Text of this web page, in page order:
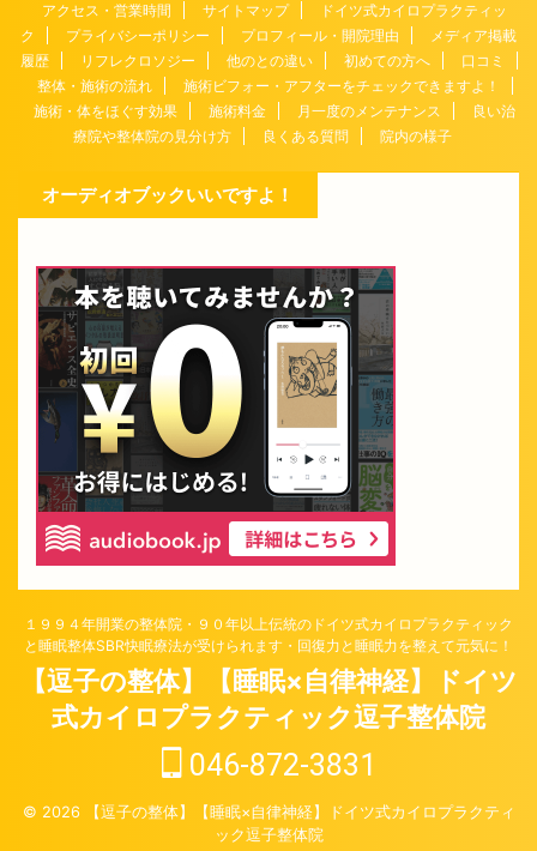
アクセス・営業時間 サイトマップ
ドイツ式カイロプラクティッ
ク
プライバシーポリシー プロフィール・開院理由
メディア掲載
履歴
リフレクロソジー 他のとの違い 初めての方へ
口コミ
整体・施術の流れ
施術ビフォー・アフターをチェックできますよ！
施術・体をほぐす効果
施術料金 月一度のメンテナンス
良い治
療院や整体院の見分け方
良くある質問 院内の様子
オーディオブックいいですよ！
１９９４年開業の整体院・９０年以上伝統のドイツ式カイロプラクティック
と睡眠整体SBR快眠療法が受けられます・回復力と睡眠力を整えて元気に！
【逗子の整体】【睡眠×自律神経】ドイツ
式カイロプラクティック逗子整体院
046-872-3831
© 2026 【逗子の整体】【睡眠×自律神経】ドイツ式カイロプラクティ
ック逗子整体院